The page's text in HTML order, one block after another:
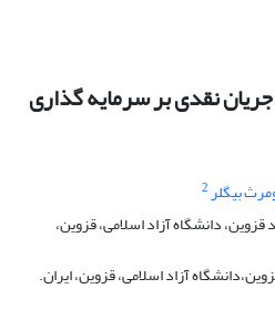
نقدی بر سرمایه گذاری
بیگلر2
دانشگاه آزاد اسلامی، قزوین،
آزاد اسلامی، قزوین، ایران.